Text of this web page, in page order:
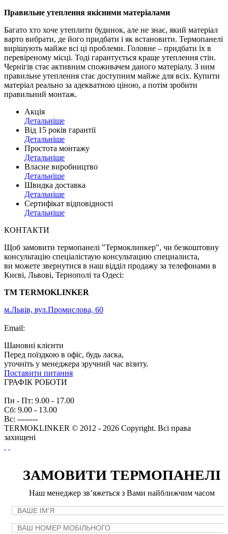
Правильне утеплення якісними матеріалами
Багато хто хоче утеплити будинок, але не знає, який матеріал
варто вибрати, де його придбати і як встановити. Термопанелі
вирішують майже всі ці проблеми. Головне – придбати їх в
перевіреному місці. Тоді гарантується краще утеплення стін.
Чернігів стає активним споживачем даного матеріалу. З ним
правильне утеплення стає доступним майже для всіх. Купити
матеріал реально за адекватною ціною, а потім зробити
правильний монтаж.
Акція
Детальніше
Від 15 років гарантії
Детальніше
Простота монтажу
Детальніше
Власне виробництво
Детальніше
Швидка доставка
Детальніше
Сертифікат відповідності
Детальніше
КОНТАКТИ
Щоб замовити термопанелі "Термоклинкер", чи безкоштовну
консультацію спеціалістаую консультацию специалиста,
ви можете звернутися в наш відділ продажу за телефонами в
Києві, Львові, Тернополі та Одесі:
TM TERMOKLINKER
м.Львів, вул.Промислова, 60
Email:
Шановні клієнти
Перед поїздкою в офіс, будь ласка,
уточніть у менеджера зручний час візиту.
Поставити питання
ГРАФІК РОБОТИ
Пн - Пт: 9.00 - 17.00
Сб: 9.00 - 13.00
Вс: --------
TERMOKLINKER © 2012 - 2026 Copyright. Всі права
захищені
ЗАМОВИТИ ТЕРМОПАНЕЛІ
Наш менеджер зв’яжеться з Вами найближчим часом